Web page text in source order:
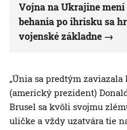
Vojna na Ukrajine
behania po ihrisku sa
vojenské základne
„Únia sa predtým
(americký prezident)
Brusel sa kvôli svojmu
uličke a vždy uzatvára tie